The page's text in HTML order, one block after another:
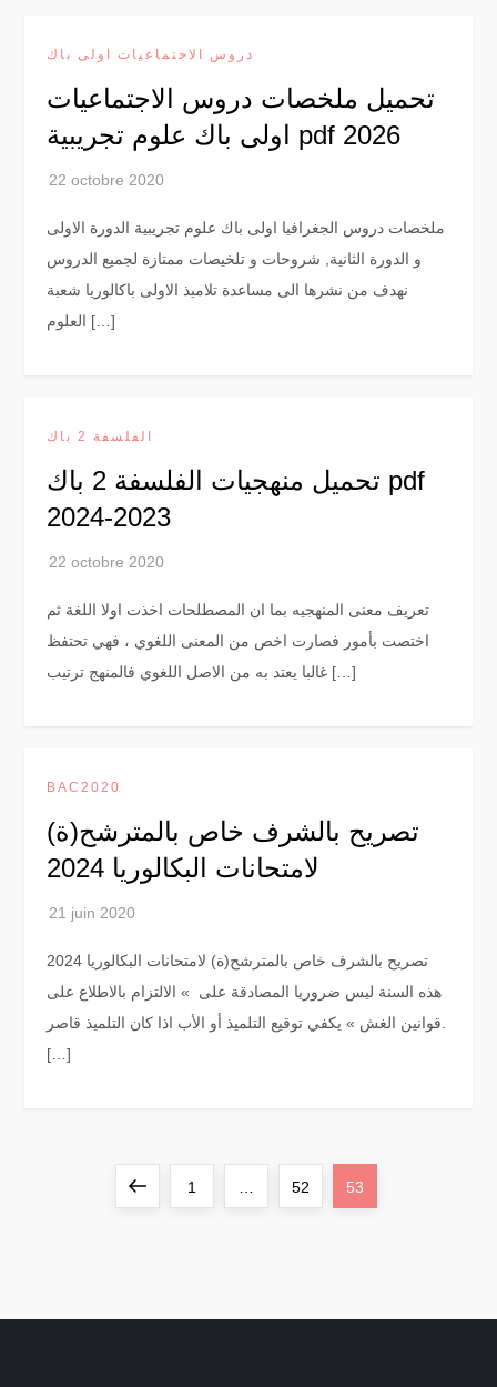
دروس الاجتماعيات اولى باك
تحميل ملخصات دروس الاجتماعيات
اولى باك علوم تجريبية pdf 2026
ملخصات دروس الجغرافيا اولى باك علوم تجريبية الدورة الاولى
و الدورة الثانية, شروحات و تلخيصات ممتازة لجميع الدروس
نهدف من نشرها الى مساعدة تلاميذ الاولى باكالوريا شعبة
العلوم […]
الفلسفة 2 باك
تحميل منهجيات الفلسفة 2 باك pdf
2024-2023
تعريف معنى المنهجيه بما ان المصطلحات اخذت اولا اللغة ثم
اختصت بأمور فصارت اخص من المعنى اللغوي ، فهي تحتفظ
غالبا يعتد به من الاصل اللغوي فالمنهج ترتيب […]
BAC2020
تصريح بالشرف خاص بالمترشح(ة)
لامتحانات البكالوريا 2024
تصريح بالشرف خاص بالمترشح(ة) لامتحانات البكالوريا 2024
هذه السنة ليس ضروريا المصادقة على » الالتزام بالاطلاع على
قوانين الغش » يكفي توقيع التلميذ أو الأب اذا كان التلميذ قاصر.
[…]
PreviousPage
1 Page
52 Page
53